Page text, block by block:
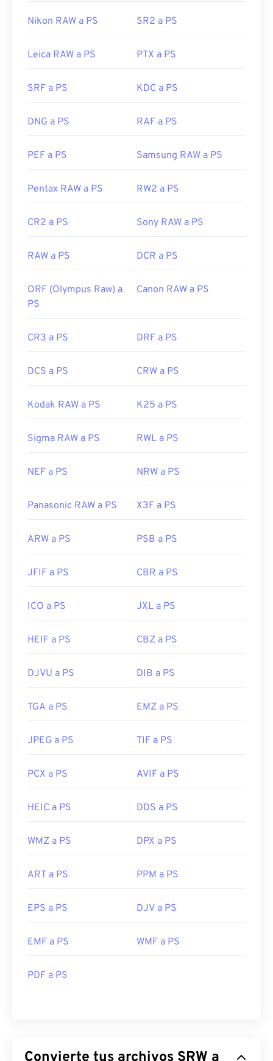
compatible con macOS.
Nikon RAW a PS SR2 a PS
Leica RAW a PS PTX a PS
SRF a PS KDC a PS
DNG a PS RAF a PS
PEF a PS Samsung RAW a PS
Pentax RAW a PS RW2 a PS
CR2 a PS Sony RAW a PS
RAW a PS DCR a PS
ORF (Olympus Raw) a
PS
Canon RAW a PS
CR3 a PS DRF a PS
DCS a PS CRW a PS
Kodak RAW a PS K25 a PS
Sigma RAW a PS RWL a PS
NEF a PS NRW a PS
Panasonic RAW a PS X3F a PS
ARW a PS PSB a PS
JFIF a PS CBR a PS
ICO a PS JXL a PS
HEIF a PS CBZ a PS
DJVU a PS DIB a PS
TGA a PS EMZ a PS
JPEG a PS TIF a PS
PCX a PS AVIF a PS
HEIC a PS DDS a PS
WMZ a PS DPX a PS
ART a PS PPM a PS
EPS a PS DJV a PS
EMF a PS WMF a PS
PDF a PS